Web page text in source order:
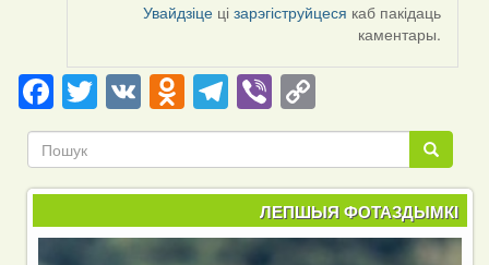
Увайдзіце цізарэгіструйцеся каб пакідаць
каментары.
Facebook
Twitter
VKOdnoklassniki
Telegram
ViberCopy
Link Пошук
Пошук
ЛЕПШЫЯ ФОТАЗДЫМКІ